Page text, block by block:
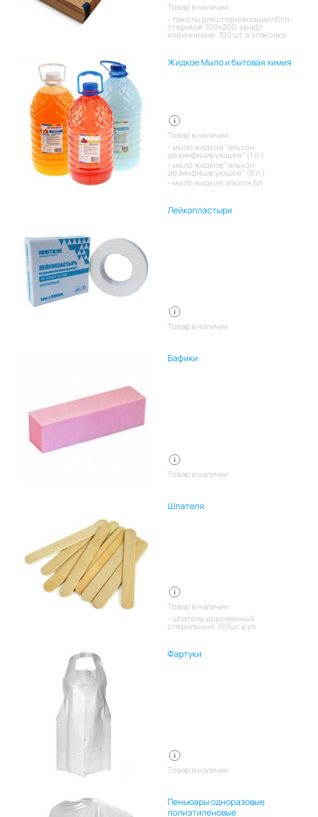
Товар в наличии:
пакеты для стерилизации пбсп-
стеримаг 100х200, крафт
коричневые, 100 шт. в упаковке
Жидкое Мыло и бытовая химия
Товар в наличии:
мыло жидкое "альхон
дезинфицирующее" (1 л.)
мыло жидкое "альхон
дезинфицирующее" (5 л.)
мыло жидкое альхон 5л
Лейкопластыри
Товар в наличии
Бафики
Товар в наличии
Шпателя
Товар в наличии:
шпатель деревянный
стерильный. 100шт в уп
Фартуки
Товар в наличии
Пеньюары одноразовые
полиэтиленовые